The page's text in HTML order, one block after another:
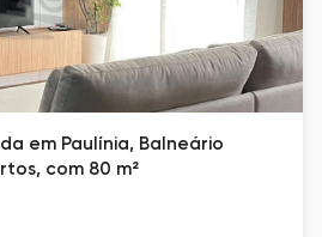
em Paulínia, Balneário
com 80 m²